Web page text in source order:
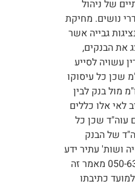
של ניהול
נושים. מחיקת
גבייה אשר
את הבנקים,
עשויה לסייע
שכן כל עיסוקו
מול בנק לבין
לאי אלו כללים
עוה"ד שכן כל
של הבנק
ושות' עתיר ידע
וניסיון מוכח של מעל 10 שנים בתחום הסדרי חובות, מחיקת חובות, וחדלות פירעון. חייגו עוד היום ללא התחייבות: "אייל קורסיה ושות'-עורכי דין"מטלפון: 050-6351208 מאמר זה
כתיבתו